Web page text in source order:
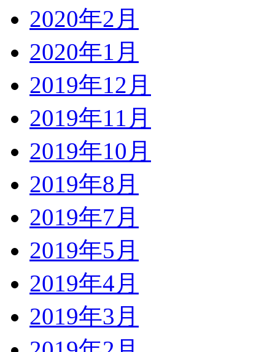
2020年2月
2020年1月
2019年12月
2019年11月
2019年10月
2019年8月
2019年7月
2019年5月
2019年4月
2019年3月